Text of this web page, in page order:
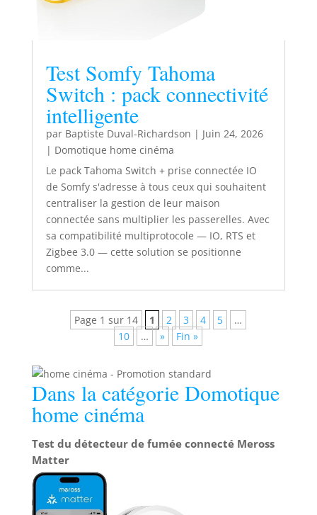
Test Somfy Tahoma
Switch : pack connectivité
intelligente
par Baptiste Duval-Richardson | Juin 24, 2026
| Domotique home cinéma
Le pack Tahoma Switch + prise connectée IO
de Somfy s'adresse à tous ceux qui souhaitent
centraliser la gestion de leur maison
connectée sans multiplier les passerelles. Avec
sa compatibilité multiprotocole — IO, RTS et
Zigbee 3.0 — cette solution se positionne
comme...
Page 1 sur 14 1 2 3 4 5
…
10
… » Fin »
Dans la catégorie Domotique
home cinéma
Test du détecteur de fumée connecté Meross
Matter